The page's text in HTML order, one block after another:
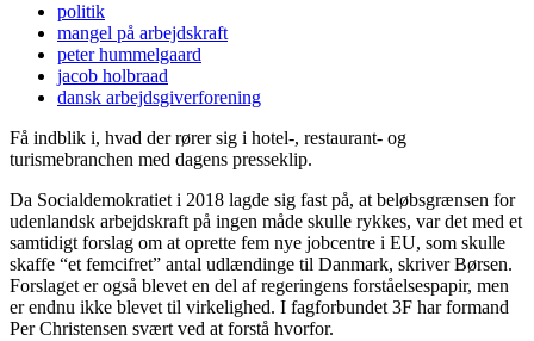
politik
mangel på arbejdskraft
peter hummelgaard
jacob holbraad
dansk arbejdsgiverforening
Få indblik i, hvad der rører sig i hotel-, restaurant- og
turismebranchen med dagens presseklip.
Da Socialdemokratiet i 2018 lagde sig fast på, at beløbsgrænsen for
udenlandsk arbejdskraft på ingen måde skulle rykkes, var det med et
samtidigt forslag om at oprette fem nye jobcentre i EU, som skulle
skaffe “et femcifret” antal udlændinge til Danmark, skriver Børsen.
Forslaget er også blevet en del af regeringens forståelsespapir, men
er endnu ikke blevet til virkelighed. I fagforbundet 3F har formand
Per Christensen svært ved at forstå hvorfor.